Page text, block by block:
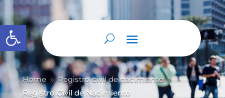
Abrir barra de herramientas
Home 9 Registro civil de nacimiento 9
Registro Civil de Nacimiento